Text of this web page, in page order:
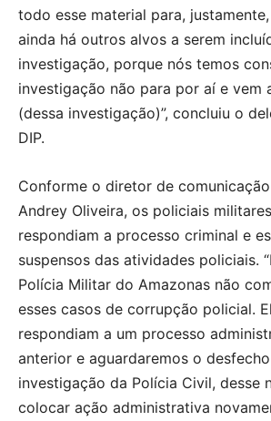
todo esse material para,
ainda há outros alvos a serem
investigação, porque nós temos
investigação não para por aí e vem
(dessa investigação)”, concluiu o
DIP.
Conforme o diretor de
Andrey Oliveira, os policiais
respondiam a processo criminal e
suspensos das atividades policiais.
Polícia Militar do Amazonas não
esses casos de corrupção policial.
respondiam a um processo
anterior e aguardaremos o
investigação da Polícia Civil, desse
colocar ação administrativa